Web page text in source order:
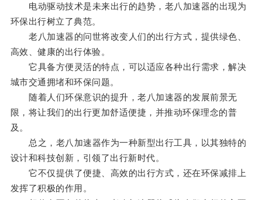
电动驱动技术是未来出行的趋势，老八加速器的出现为
环保出行树立了典范。
老八加速器的问世将改变人们的出行方式，提供绿色、
高效、健康的出行体验。
它具备方便灵活的特点，可以适应各种出行需求，解决
城市交通拥堵和环保问题。
随着人们环保意识的提升，老八加速器的发展前景无
限，将让我们的出行更加舒适便捷，并推动环保理念的普
及。
总之，老八加速器作为一种新型出行工具，以其独特的
设计和科技创新，引领了出行新时代。
它不仅提供了便捷、高效的出行方式，还在环保减排上
发挥了积极的作用。